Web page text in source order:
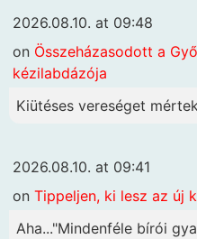
2026.08.10. at 09:48
on Összeházasodott a
kézilabdázója
Kiütéses vereséget
2026.08.10. at 09:41
on Tippeljen, ki lesz az új
Aha..."Mindenféle bírói